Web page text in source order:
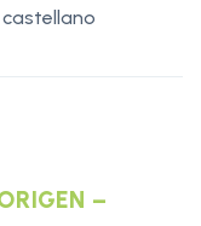
castellano
–